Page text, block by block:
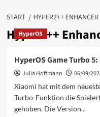
START HYPER2++ ENHANCER
Hyper2++
HyperOS
HyperOS Game Turbo
Julia Hoffmann 06/09/
Xiaomi hat mit dem
Turbo-Funktion die
gehoben. Die Version...